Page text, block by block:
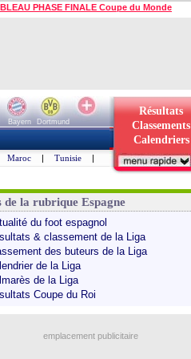
PHASE FINALE Coupe du Monde
Bayern
Dortmund
Résultats
Classements
Calendriers
Maroc | Tunisie |
de la rubrique Espagne
du foot espagnol
& classement de la Liga
des buteurs de la Liga
de la Liga
de la Liga
Coupe du Roi
emplacement publicitaire